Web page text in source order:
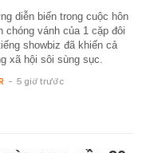
diễn biến trong cuộc hôn
chóng vánh của 1 cặp đôi
showbiz đã khiến cả
xã hội sôi sùng sục.
- 5 giờ trước